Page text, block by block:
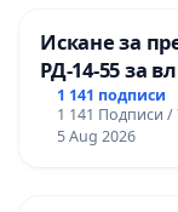
Искане за
РД-14-55 за
гимназия
мениджмънт
1 141 подписи
1 141 Подписи /
5 Aug 2026